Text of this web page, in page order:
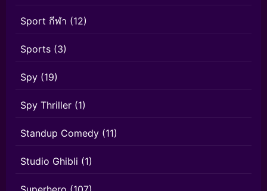
Sport กีฬา (12)
Sports (3)
Spy (19)
Spy Thriller (1)
Standup Comedy (11)
Studio Ghibli (1)